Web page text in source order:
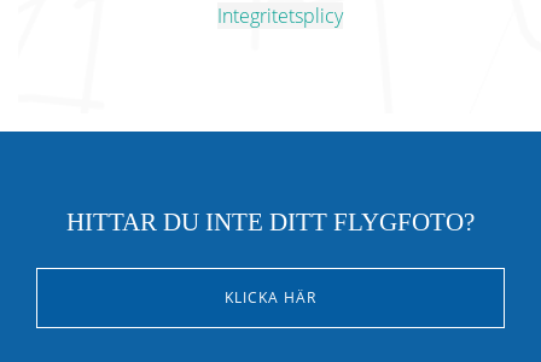
Integritetsplicy
HITTAR DU INTE DITT FLYGFOTO?
KLICKA HÄR